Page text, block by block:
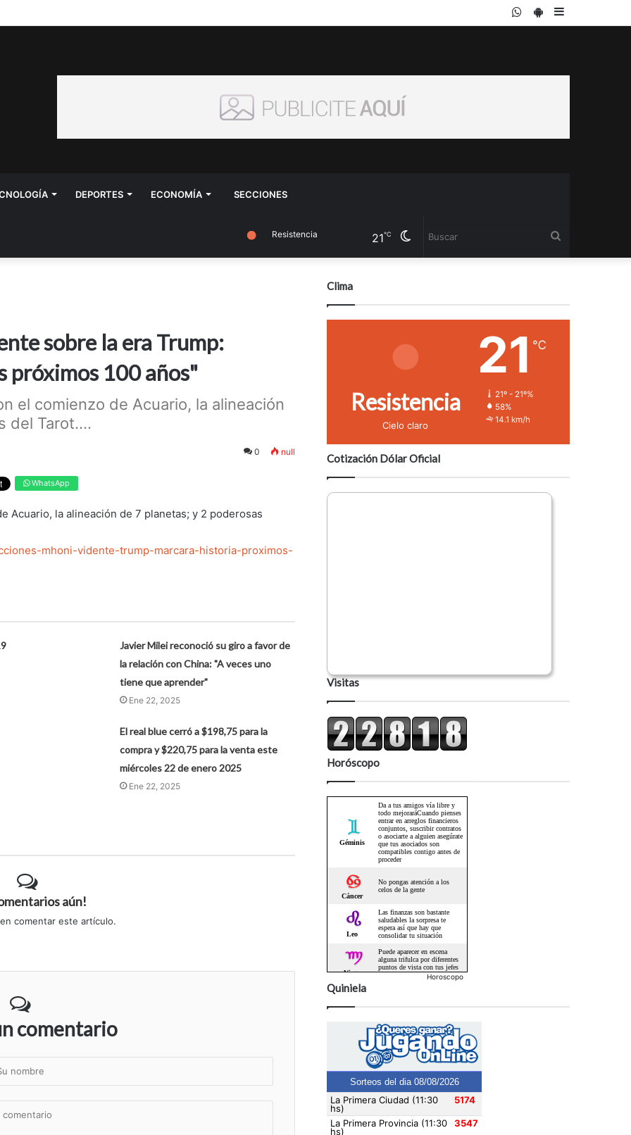
PlayStore
WhatsApp
DEPORTES ECONOMÍA SECCIONES
Cambiar
Resistencia 21℃
sobre la era Trump:
próximos 100 años"
el comienzo de Acuario, la alineación
del Tarot....
0 null
WhatsApp
Acuario, la alineación de 7 planetas; y 2 poderosas
mhoni-vidente-trump-marcara-historia-proximos-
Javier Milei reconoció su giro a favor de
la relación con China: "A veces uno
tiene que aprender"
Ene 22, 2025
El real blue cerró a $198,75 para la
compra y $220,75 para la venta este
miércoles 22 de enero 2025
Ene 22, 2025
aún!
comentar este artículo.
comentario
Clima
Resistencia
Cielo claro
21 ℃
21º - 21º%
58%
14.1 km/h
Cotización Dólar Oficial
Visitas
Horóscopo
Horoscopo
Quiniela